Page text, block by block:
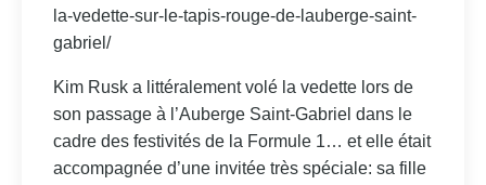
la-vedette-sur-le-tapis-rouge-de-lauberge-saint-
gabriel/
Kim Rusk a littéralement volé la vedette lors de
son passage à l’Auberge Saint-Gabriel dans le
cadre des festivités de la Formule 1… et elle était
accompagnée d’une invitée très spéciale: sa fille